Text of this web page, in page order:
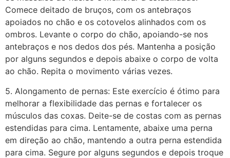
Comece deitado de bruços, com os antebraços
apoiados no chão e os cotovelos alinhados com os
ombros. Levante o corpo do chão, apoiando-se nos
antebraços e nos dedos dos pés. Mantenha a posição
por alguns segundos e depois abaixe o corpo de volta
ao chão. Repita o movimento várias vezes.
5. Alongamento de pernas: Este exercício é ótimo para
melhorar a flexibilidade das pernas e fortalecer os
músculos das coxas. Deite-se de costas com as pernas
estendidas para cima. Lentamente, abaixe uma perna
em direção ao chão, mantendo a outra perna estendida
para cima. Segure por alguns segundos e depois troque